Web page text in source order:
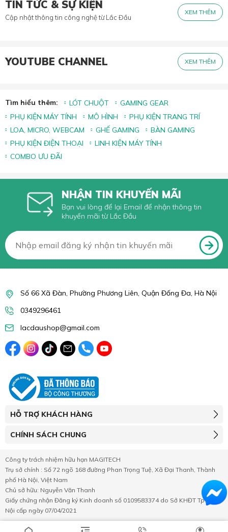
TIN TỨC & SỰ KIỆN
Cập nhật thông tin công nghệ từ Lắc Đầu
XEM THÊM
YOUTUBE CHANNEL XEM THÊM
Tìm hiểu thêm: LÓT CHUỘT
GAMING GEAR
PHỤ KIỆN MÁY TÍNH
MÔ HÌNH
PHỤ KIỆN TRANG TRÍ
LOA, MICRO, WEBCAM
GHẾ GAMING
BÀN GAMING
PHỤ KIỆN ĐIỆN THOẠI
LINH KIỆN MÁY TÍNH
COMBO ƯU ĐÃI
NHẬN TIN KHUYẾN MÃI
Bạn vui lòng để lại Email để nhận thông tin
khuyến mãi từ Lắc Đầu
Số 66 Xã Đàn, Phường Phương Liên, Quận Đống Đa, Hà Nội
0349296461
lacdaushop@gmail.com
HỖ TRỢ KHÁCH HÀNG
CHÍNH SÁCH CHUNG
Công ty trách nhiệm hữu hạn MAGITECH
Trụ sở chính : Số 72 ngõ 168 đường Phan Trọng Tuệ, Xã Đại Thanh, Thành
phố Hà Nội, Việt Nam
Chủ sở hữu: Nguyễn Văn Thanh
Giấy chứng nhận Đăng ký Kinh doanh số 0109583374 do Sở KHĐT Tp.Hà
Nội cấp ngày 07/04/2021